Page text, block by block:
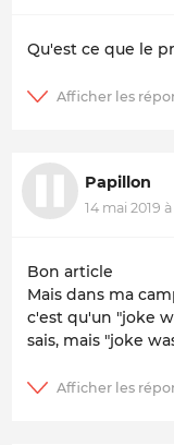
Qu'est ce que le
Papillon
14 mai 2019
Bon article
Mais dans ma
c'est qu'un "joke
sais, mais "joke